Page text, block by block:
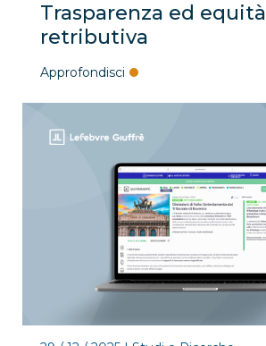
Trasparenza ed equità
retributiva
Approfondisci